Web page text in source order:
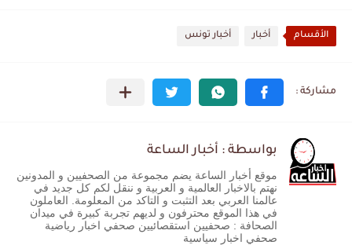
الأقسام أخبار أخبار تونس
بواسطة : أخبار الساعة
موقع أخبار الساعة يضم مجموعة من الصحفيين و المدونين
نهتم بالاخبار العالمية و العربية و ننقل لكم كل جديد في
عالمنا العربي بعد التثبت و التاكد من المعلومة. العاملون
في هذا الموقع محترفون و لديهم تجربة كبيرة في ميدان
الصحافة : صحفيين استقصائيين صحفي اخبار رياضية
صحفي اخبار سياسية